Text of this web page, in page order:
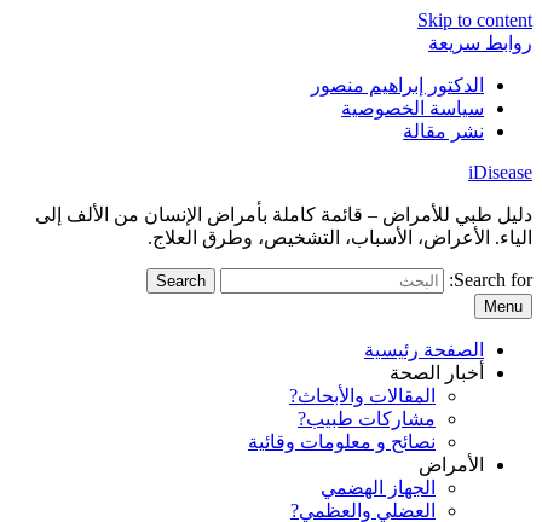
Skip to content
روابط سريعة
الدكتور إبراهيم منصور
سياسة الخصوصية
نشر مقالة
iDisease
دليل طبي للأمراض – قائمة كاملة بأمراض الإنسان من الألف إلى
الياء. الأعراض، الأسباب، التشخيص، وطرق العلاج.
Search for:
Menu
الصفحة رئيسية
أخبار الصحة
المقالات والأبحاث?
مشاركات طبيب?
نصائح و معلومات وقائية
الأمراض
الجهاز الهضمي
العضلي والعظمي?